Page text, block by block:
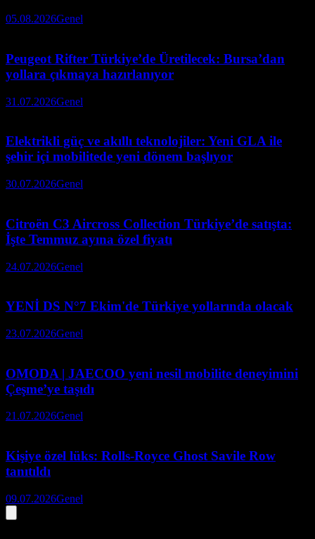
05.08.2026Genel
Peugeot Rifter Türkiye’de Üretilecek: Bursa’dan
yollara çıkmaya hazırlanıyor
31.07.2026Genel
Elektrikli güç ve akıllı teknolojiler: Yeni GLA ile
şehir içi mobilitede yeni dönem başlıyor
30.07.2026Genel
Citroën C3 Aircross Collection Türkiye’de satışta:
İşte Temmuz ayına özel fiyatı
24.07.2026Genel
YENİ DS N°7 Ekim'de Türkiye yollarında olacak
23.07.2026Genel
OMODA | JAECOO yeni nesil mobilite deneyimini
Çeşme’ye taşıdı
21.07.2026Genel
Kişiye özel lüks: Rolls-Royce Ghost Savile Row
tanıtıldı
09.07.2026Genel